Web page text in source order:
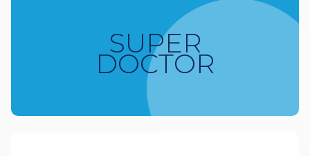
SUPER
DOCTOR